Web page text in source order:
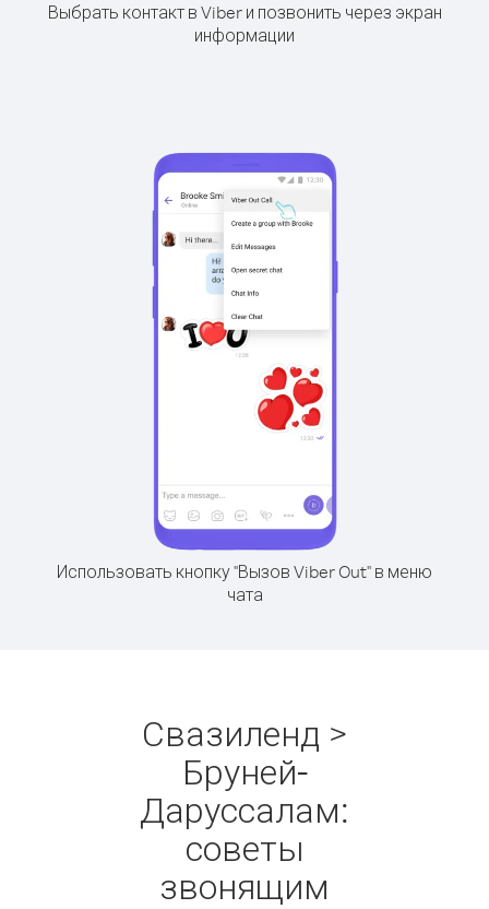
Выбрать контакт в Viber и позвонить через экран
информации
Использовать кнопку "Вызов Viber Out" в меню
чата
Свазиленд >
Бруней-
Даруссалам:
советы
звонящим